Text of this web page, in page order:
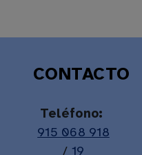
CONTACTO
Teléfono:
915 068 918
/ 19